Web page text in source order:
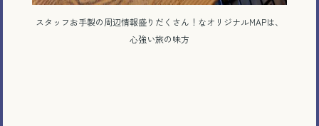
スタッフお手製の周辺情報盛りだくさん！なオリジナルMAPは、
心強い旅の味方